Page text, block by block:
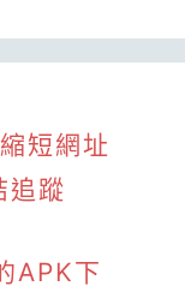
短網址
追蹤
APK下